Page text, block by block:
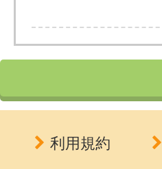
利用規約